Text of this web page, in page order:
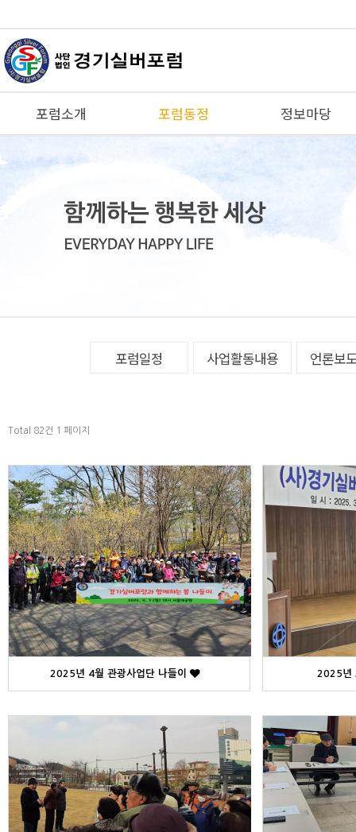
포럼소개 포럼동정 정보마당
포럼일정 사업활동내용 언론보
Total 82건 1 페이지
2025년 4월 관광사업단 나들이 2025년